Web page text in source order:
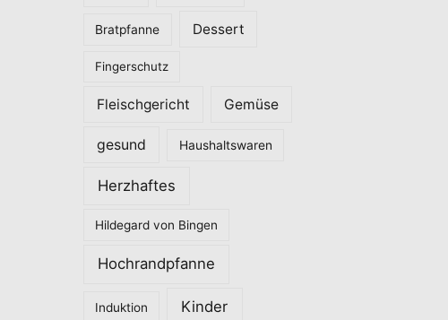
Bratpfanne Dessert
Fingerschutz
Fleischgericht Gemüse
gesund Haushaltswaren
Herzhaftes
Hildegard von Bingen
Hochrandpfanne
Induktion Kinder